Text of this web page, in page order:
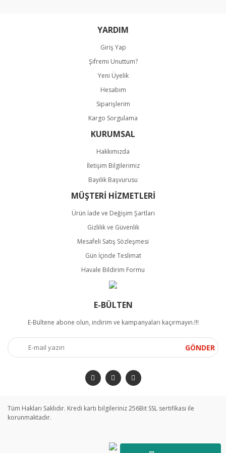
Gönder
YARDIM
Giriş Yap
Şifremi Unuttum?
Yeni Üyelik
Hesabım
Siparişlerim
Kargo Sorgulama
KURUMSAL
Hakkımızda
İletişim Bilgilerimiz
Bayilik Başvurusu
MÜŞTERİ HİZMETLERİ
Ürün İade ve Değişim Şartları
Gizlilik ve Güvenlik
Mesafeli Satış Sözleşmesi
Gün İçinde Teslimat
Havale Bildirim Formu
E-BÜLTEN
E-Bültene abone olun, indirim ve kampanyaları kaçırmayın.!!!
GÖNDER
Tüm Hakları Saklıdır. Kredi kartı bilgileriniz 256Bit SSL sertifikası ile
korunmaktadır.